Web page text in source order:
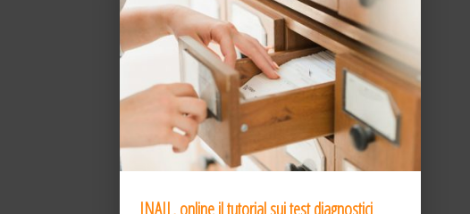
INAIL, online il tutorial sui test diagnostici